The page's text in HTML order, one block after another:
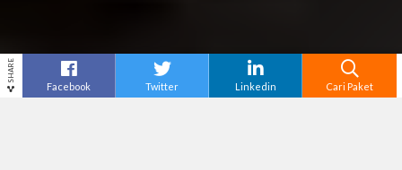
SHARE
Facebook Twitter Linkedin Cari Paket